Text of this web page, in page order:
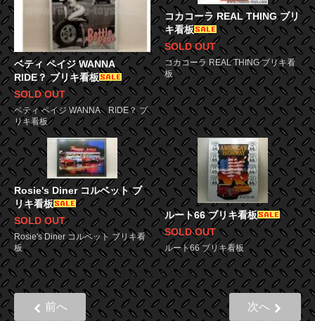
ベティ ペイジ WANNA
RIDE？ ブリキ看板
SOLD OUT
ベティ ペイジ WANNA RIDE？ ブ
リキ看板
コカコーラ REAL THING ブリ
キ看板
SOLD OUT
コカコーラ REAL THING ブリキ看
板
Rosie's Diner コルベット ブ
リキ看板
SOLD OUT
Rosie's Diner コルベット ブリキ看
板
ルート66 ブリキ看板
SOLD OUT
ルート66 ブリキ看板
6 商品中 1- 6商品
前へ 次へ